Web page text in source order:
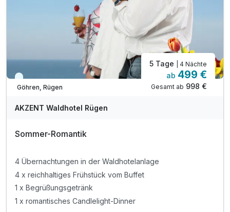
Kurzfristig verfügbar
Göhren, Rügen
5 Tage | 4 Nächte
ab 499 €
Gesamt ab 998 €
AKZENT Waldhotel Rügen
Sommer-Romantik
4 Übernachtungen in der Waldhotelanlage
4 x reichhaltiges Frühstück vom Buffet
1 x Begrüßungsgetränk
1 x romantisches Candlelight-Dinner